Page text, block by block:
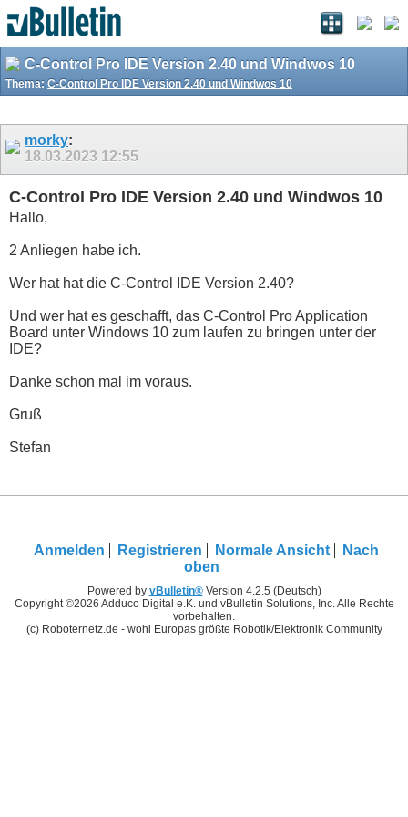
C-Control Pro IDE Version 2.40 und Windwos 10
Thema: C-Control Pro IDE Version 2.40 und Windwos 10
morky:
18.03.2023 12:55
C-Control Pro IDE Version 2.40 und Windwos 10
Hallo,
2 Anliegen habe ich.
Wer hat hat die C-Control IDE Version 2.40?
Und wer hat es geschafft, das C-Control Pro Application
Board unter Windows 10 zum laufen zu bringen unter der
IDE?
Danke schon mal im voraus.
Gruß
Stefan
Anmelden Registrieren Normale Ansicht
Nach
oben
Powered by vBulletin®Version 4.2.5 (Deutsch)
Copyright ©2026 Adduco Digital e.K. und vBulletin Solutions, Inc. Alle Rechte
vorbehalten.
(c) Roboternetz.de - wohl Europas größte Robotik/Elektronik Community